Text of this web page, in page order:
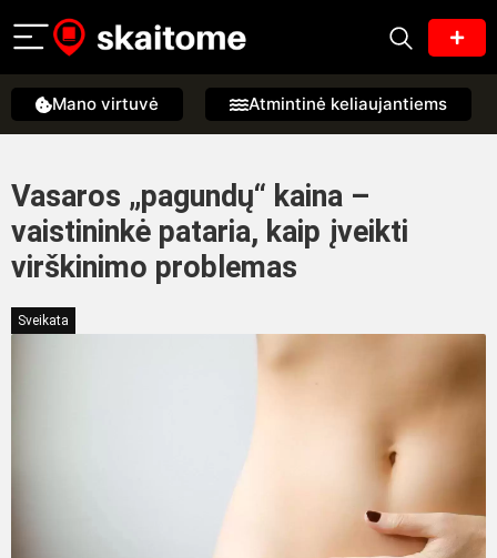
Mano virtuvė Atmintinė keliaujantiems
Vasaros „pagundų“ kaina –
vaistininkė pataria, kaip įveikti
virškinimo problemas
Sveikata